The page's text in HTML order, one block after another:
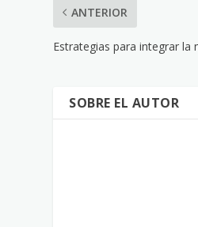
ANTERIOR
Estrategias para integrar la
SOBRE EL AUTOR